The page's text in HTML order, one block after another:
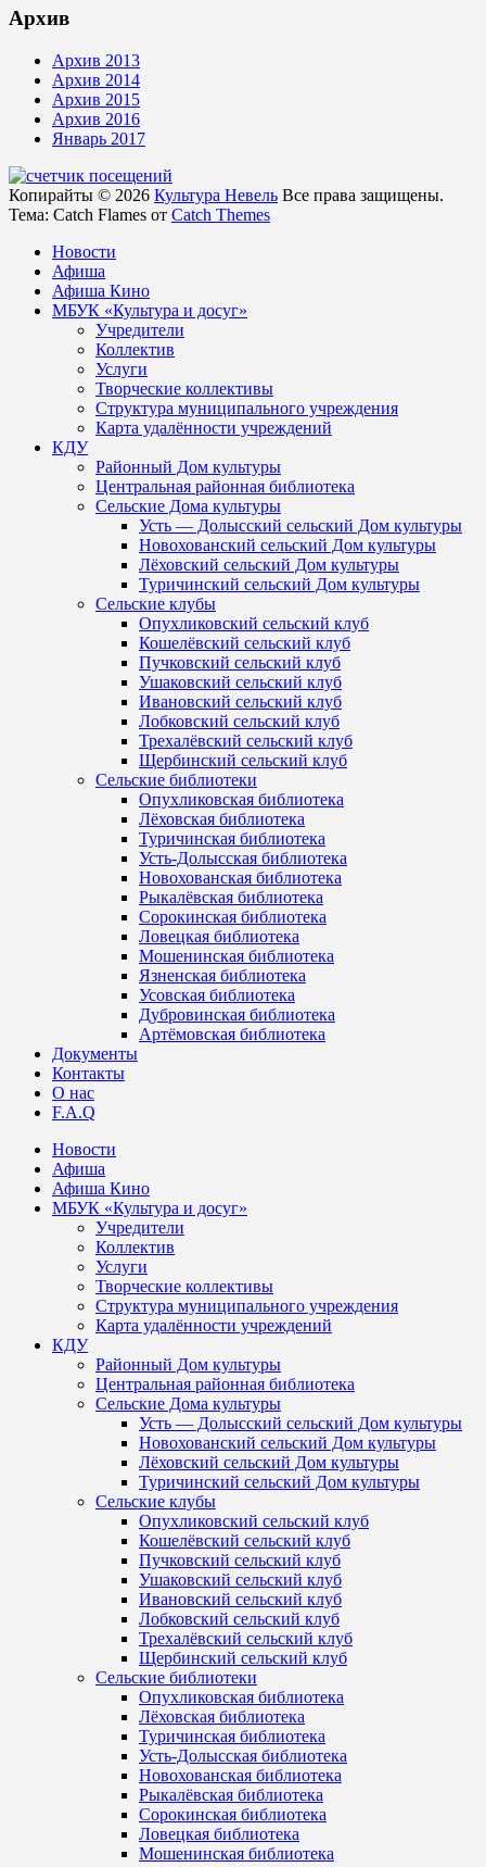
Архив
Архив 2013
Архив 2014
Архив 2015
Архив 2016
Январь 2017
Копирайты © 2026 Культура Невель Все права защищены.
Тема: Catch Flames от Catch Themes
Новости
Афиша
Афиша Кино
МБУК «Культура и досуг»
Учредители
Коллектив
Услуги
Творческие коллективы
Структура муниципального учреждения
Карта удалённости учреждений
КДУ
Районный Дом культуры
Центральная районная библиотека
Сельские Дома культуры
Усть — Долысский сельский Дом культуры
Новохованский сельский Дом культуры
Лёховский сельский Дом культуры
Туричинский сельский Дом культуры
Сельские клубы
Опухликовский сельский клуб
Кошелёвский сельский клуб
Пучковский сельский клуб
Ушаковский сельский клуб
Ивановский сельский клуб
Лобковский сельский клуб
Трехалёвский сельский клуб
Щербинский сельский клуб
Сельские библиотеки
Опухликовская библиотека
Лёховская библиотека
Туричинская библиотека
Усть-Долысская библиотека
Новохованская библиотека
Рыкалёвская библиотека
Сорокинская библиотека
Ловецкая библиотека
Мошенинская библиотека
Язненская библиотека
Усовская библиотека
Дубровинская библиотека
Артёмовская библиотека
Документы
Контакты
О нас
F.A.Q
Новости
Афиша
Афиша Кино
МБУК «Культура и досуг»
Учредители
Коллектив
Услуги
Творческие коллективы
Структура муниципального учреждения
Карта удалённости учреждений
КДУ
Районный Дом культуры
Центральная районная библиотека
Сельские Дома культуры
Усть — Долысский сельский Дом культуры
Новохованский сельский Дом культуры
Лёховский сельский Дом культуры
Туричинский сельский Дом культуры
Сельские клубы
Опухликовский сельский клуб
Кошелёвский сельский клуб
Пучковский сельский клуб
Ушаковский сельский клуб
Ивановский сельский клуб
Лобковский сельский клуб
Трехалёвский сельский клуб
Щербинский сельский клуб
Сельские библиотеки
Опухликовская библиотека
Лёховская библиотека
Туричинская библиотека
Усть-Долысская библиотека
Новохованская библиотека
Рыкалёвская библиотека
Сорокинская библиотека
Ловецкая библиотека
Мошенинская библиотека